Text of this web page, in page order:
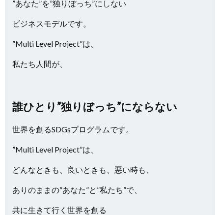
”あなた”を”独りぼっち”にしない
ビジネスモデルです。
”Multi Level Project”は、
私たち人間が、
誰ひとり”独りぼっち”にならない
世界を創るSDGsプログラムです。
”Multi Level Project”は、
どんなときも、良いときも、悪い時も、
ありのままの”あなた”と”私たち”で、
共に生きて行く世界を創る